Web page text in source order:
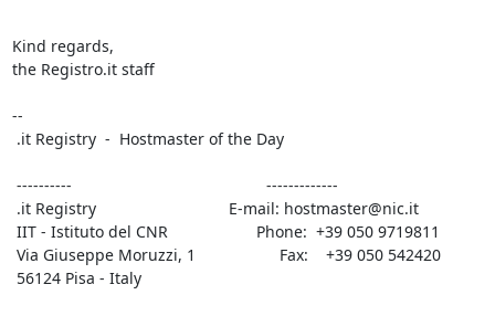
Kind regards,
the Registro.it staff
--
56124 Pisa - Italy